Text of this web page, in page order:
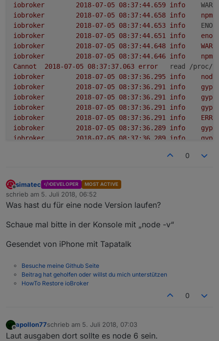
iobroker
info
iobroker
info
npm
iobroker
info
iobroker
info
iobroker
info
WARN
iobroker
info
npm
Cannot
error
read /proc/
iobroker
info
iobroker
info gyp
iobroker
info gyp
iobroker
info gyp
iobroker
info
ERR!
iobroker
info
gyp
iobroker
info gyp
2018-07-05 08:37:36.289 info gyp
iobroker
iobroker
iobroker
iobroker
info
iobroker
0
Offline
simatec DEVELOPER MOST ACTIVE
schrieb am 5. Juli 2018, 06:52
zuletzt editiert von
Was hast du für eine node Version laufen?
Schaue mal bitte in der Konsole mit „node -v“
Gesendet von iPhone mit Tapatalk
Besuche meine Github Seite
Beitrag hat geholfen oder willst du mich unterstützen
HowTo Restore ioBroker
0
Offline
apollon77schrieb am 5. Juli 2018, 07:03
zuletzt editiert von
Laut ausgaben dort sollte es node 6 sein.